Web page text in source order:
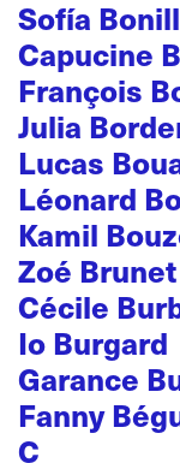
Sofía
Capucine
François
Julia
Lucas
Léonard
Kamil
Zoé
Cécile
Io Burgard
Garance
Fanny
C